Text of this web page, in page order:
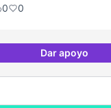
0 0
Dar apoyo
Un espai